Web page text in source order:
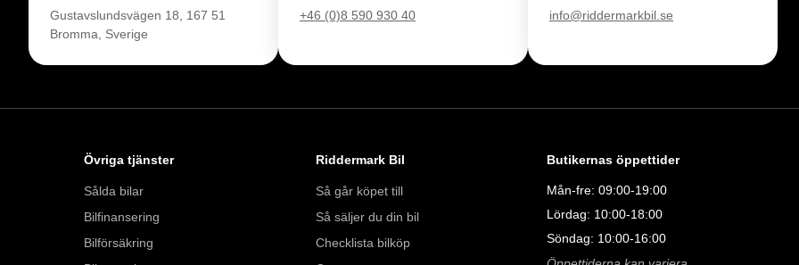
Gustavslundsvägen 18, 167 51
Bromma, Sverige
+46 (0)8 590 930 40 info@riddermarkbil.se
Övriga tjänster
Sålda bilar
Bilfinansering
Bilförsäkring
Riddermark Bil
Så går köpet till
Så säljer du din bil
Checklista bilköp
Butikernas öppettider
Mån-fre: 09:00-19:00
Lördag: 10:00-18:00
Söndag: 10:00-16:00